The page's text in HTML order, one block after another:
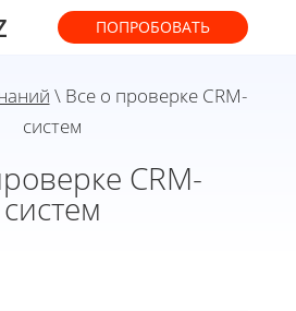
ПОПРОБОВАТЬ
\ Все о проверке CRM-
систем
CRM-
систем